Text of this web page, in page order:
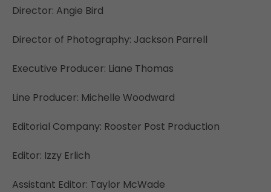
Director: Angie Bird
Director of Photography: Jackson Parrell
Executive Producer: Liane Thomas
Line Producer: Michelle Woodward
Editorial Company: Rooster Post Production
Editor: Izzy Erlich
Assistant Editor: Taylor McWade